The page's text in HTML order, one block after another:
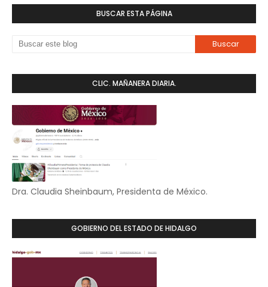
BUSCAR ESTA PÁGINA
CLIC. MAÑANERA DIARIA.
Dra. Claudia Sheinbaum, Presidenta de México.
GOBIERNO DEL ESTADO DE HIDALGO